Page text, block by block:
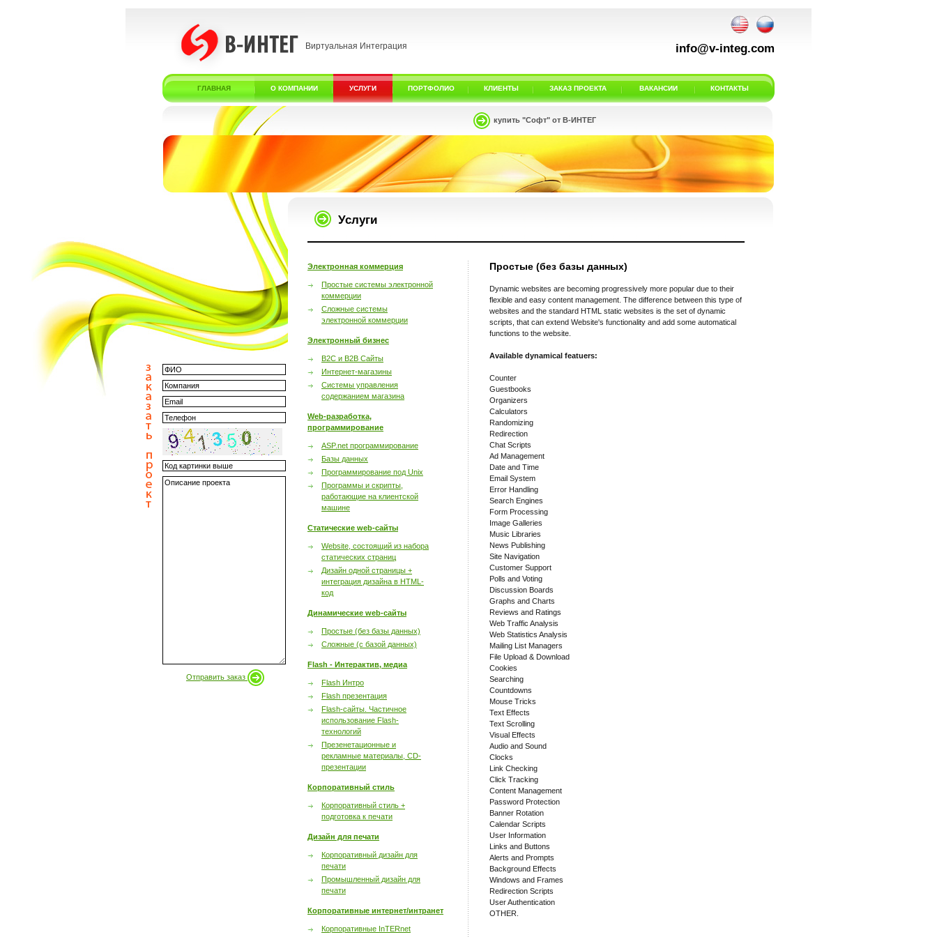
Виртуальная Интеграция info@v-integ.com
ГЛАВНАЯ О КОМПАНИИ УСЛУГИ ПОРТФОЛИО КЛИЕНТЫ ЗАКАЗ ПРОЕКТА ВАКАНСИИ КОНТАКТЫ
Отправить заказ
купить "Софт" от В-ИНТЕГ
Услуги
Электронная коммерция
Простые системы электронной
коммерции
Сложные системы
электронной коммерции
Электронный бизнес
B2C и B2B Сайты
Интернет-магазины
Системы управления
содержанием магазина
Web-разработка,
программирование
ASP.net программирование
Базы данных
Программирование под Unix
Программы и скрипты,
работающие на клиентской
машине
Статические web-сайты
Website, состоящий из набора
статических страниц
Дизайн одной страницы +
интеграция дизайна в HTML-
код
Динамические web-сайты
Простые (без базы данных)
Сложные (с базой данных)
Flash - Интерактив, медиа
Flash Интро
Flash презентация
Flash-сайты. Частичное
использование Flash-
технологий
Презенетационные и
рекламные материалы, CD-
презентации
Корпоративный стиль
Корпоративный стиль +
подготовка к печати
Дизайн для печати
Корпоративный дизайн для
печати
Промышленный дизайн для
печати
Корпоративные интернет/интранет
Корпоративные InTERnet
Простые (без базы данных)
Dynamic websites are becoming progressively more popular due to their
flexible and easy content management. The difference between this type of
websites and the standard HTML static websites is the set of dynamic
scripts, that can extend Website's functionality and add some automatical
functions to the website.
Available dynamical featuers:
Counter
Guestbooks
Organizers
Calculators
Randomizing
Redirection
Chat Scripts
Ad Management
Date and Time
Email System
Error Handling
Search Engines
Form Processing
Image Galleries
Music Libraries
News Publishing
Site Navigation
Customer Support
Polls and Voting
Discussion Boards
Graphs and Charts
Reviews and Ratings
Web Traffic Analysis
Web Statistics Analysis
Mailing List Managers
File Upload & Download
Cookies
Searching
Countdowns
Mouse Tricks
Text Effects
Text Scrolling
Visual Effects
Audio and Sound
Clocks
Link Checking
Click Tracking
Content Management
Password Protection
Banner Rotation
Calendar Scripts
User Information
Links and Buttons
Alerts and Prompts
Background Effects
Windows and Frames
Redirection Scripts
User Authentication
OTHER.